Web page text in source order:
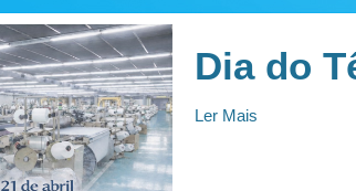
Dia do
Ler Mais